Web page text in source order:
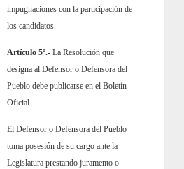
impugnaciones con la participación de
los candidatos.
Artículo 5º.- La Resolución que
designa al Defensor o Defensora del
Pueblo debe publicarse en el Boletín
Oficial.
El Defensor o Defensora del Pueblo
toma posesión de su cargo ante la
Legislatura prestando juramento o